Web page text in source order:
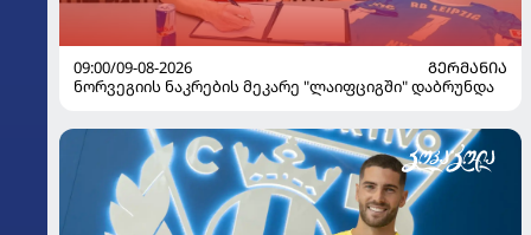
09:00/09-08-2026
ᲒᲔᲠᲛᲐᲜᲘᲐ
ნორვეგიის ნაკრების მეკარე "ლაიფციგში" დაბრუნდა